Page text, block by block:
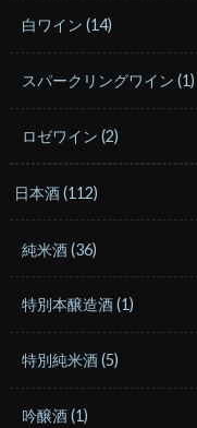
白ワイン(14)
スパークリングワイン(1)
ロゼワイン(2)
日本酒(112)
純米酒(36)
特別本醸造酒(1)
特別純米酒(5)
吟醸酒(1)